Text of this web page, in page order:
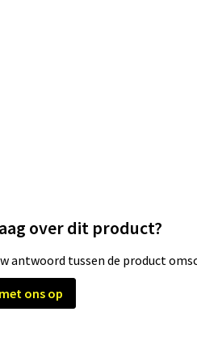
over dit product?
antwoord tussen de product
ons op